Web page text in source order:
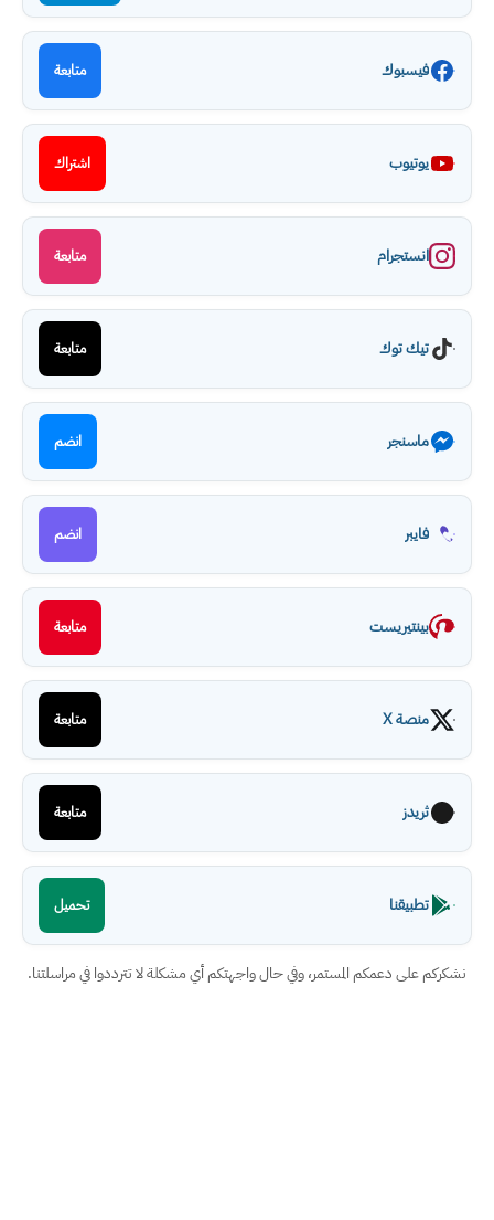
فيسبوك متابعة
يوتيوب اشتراك
انستجرام متابعة
تيك توك متابعة
ماسنجر انضم
فايبر انضم
بينتيريست متابعة
منصة X متابعة
ثريدز متابعة
تطبيقنا تحميل
نشكركم على دعمكم المستمر، وفي حال واجهتكم أي مشكلة لا تترددوا في مراسلتنا.